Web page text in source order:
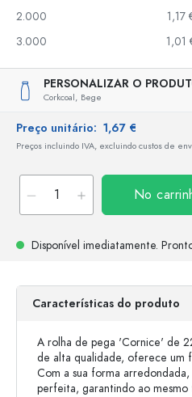
2.000
1,17
3.000
1,01
PERSONALIZAR O
Corkcoal, Bege
Preço unitário: 1,67 €
Preços incluindo IVA, excluindo custos de
No
Disponível imediatamente.
Características do produto
A rolha de pega 'Cornice' de
de alta qualidade, oferece um
Com a sua forma
perfeita, garantindo ao